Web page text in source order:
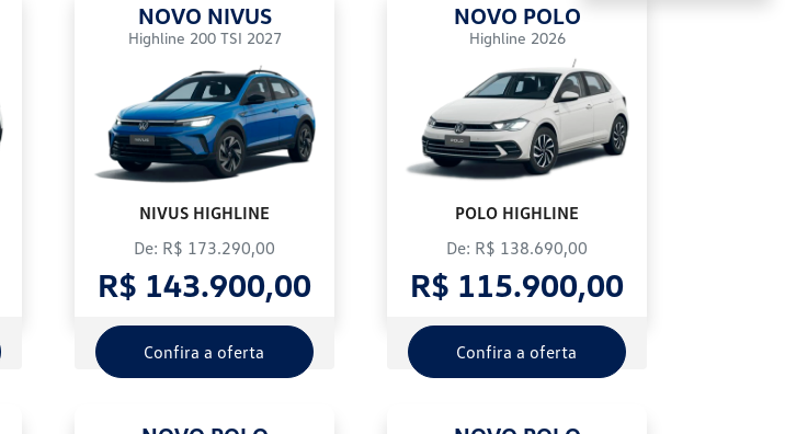
NOVO NIVUS
Highline 200 TSI 2027
NIVUS HIGHLINE
De: R$ 173.290,00
R$ 143.900,00
Confira a oferta
NOVO POLO
Highline 2026
POLO HIGHLINE
De: R$ 138.690,00
R$ 115.900,00
Confira a oferta